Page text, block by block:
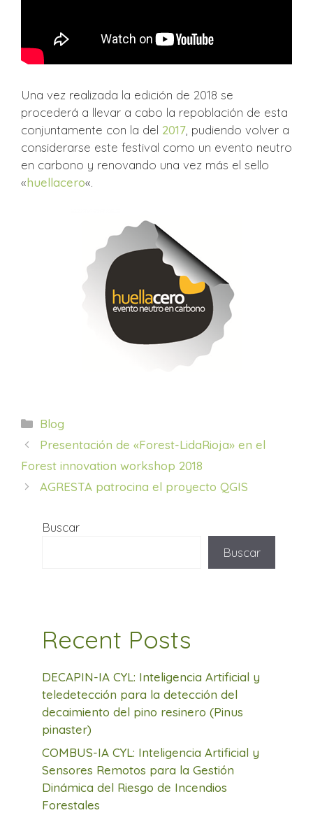
Una vez realizada la edición de 2018 se
procederá a llevar a cabo la repoblación de esta
conjuntamente con la del 2017, pudiendo volver a
considerarse este festival como un evento neutro
en carbono y renovando una vez más el sello
«huellacero«.
Categorías
Blog
Presentación de «Forest-LidaRioja» en el
Forest innovation workshop 2018
AGRESTA patrocina el proyecto QGIS
Buscar
Buscar
Recent Posts
DECAPIN-IA CYL: Inteligencia Artificial y
teledetección para la detección del
decaimiento del pino resinero (Pinus
pinaster)
COMBUS-IA CYL: Inteligencia Artificial y
Sensores Remotos para la Gestión
Dinámica del Riesgo de Incendios
Forestales